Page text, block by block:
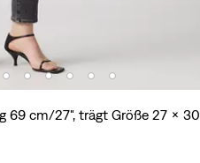
69 cm/27", trägt Größe 27 x 30